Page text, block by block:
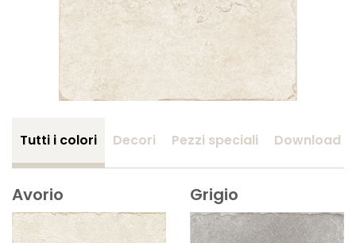
Tutti i colori Decori Pezzi speciali Download
Avorio Grigio